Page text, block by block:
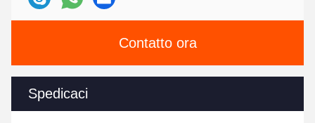
Contatto ora
Spedicaci